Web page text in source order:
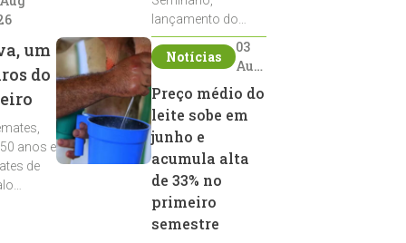
um
do
anos e
de
lançamento do
Sumário de Touros,
debates, podcast,
reprodutores e
homenagens
integram a
programação da
entidade durante a
ExpoGenética 2026
Notícias
03
Aug
2026
Preço médio do
leite sobe em
junho e
acumula alta
de 33% no
primeiro
semestre